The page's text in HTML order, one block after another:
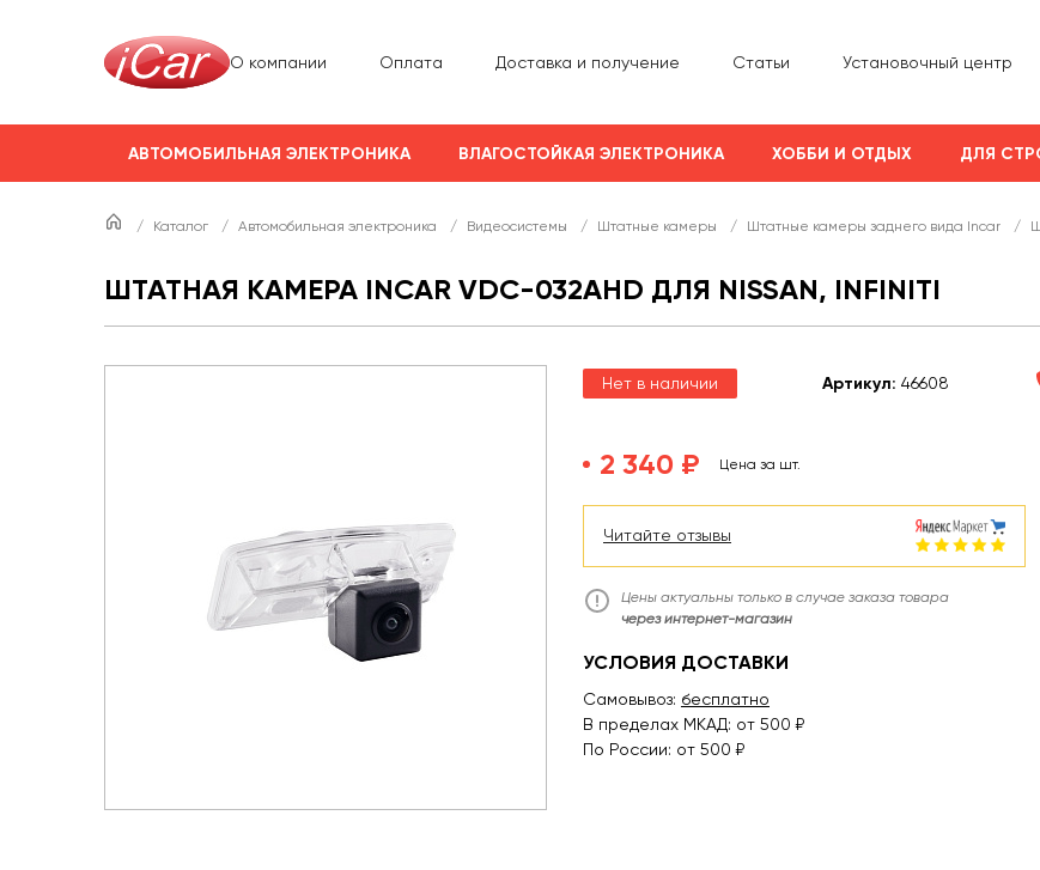
О компании Оплата Доставка и получение Статьи Установочный центр
АВТОМОБИЛЬНАЯ ЭЛЕКТРОНИКА ВЛАГОСТОЙКАЯ ЭЛЕКТРОНИКА ХОББИ И ОТДЫХ ДЛЯ
/ Каталог / Автомобильная электроника / Видеосистемы / Штатные камеры / Штатные камеры заднего вида Incar /
ШТАТНАЯ КАМЕРА INCAR VDC-032AHD ДЛЯ NISSAN, INFINITI
Нет в наличии Артикул: 46608
2 340 ₽ Цена за шт.
Читайте отзывы
Цены актуальны только в случае заказа товара
через интернет-магазин
УСЛОВИЯ ДОСТАВКИ
Самовывоз: бесплатно
В пределах МКАД: от 500 ₽
По России: от 500 ₽